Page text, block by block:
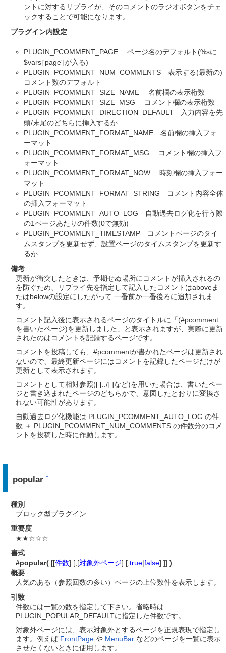
ントに対するリプライが、そのコメントのラジオボタンをチェ
ックすることで可能になります。
プラグイン内設定
PLUGIN_PCOMMENT_PAGE ページ名のデフォルト(%sに
$vars['page']が入る)
PLUGIN_PCOMMENT_NUM_COMMENTS 表示する(最新の)
コメント数のデフォルト
PLUGIN_PCOMMENT_SIZE_NAME 名前欄の表示桁数
PLUGIN_PCOMMENT_SIZE_MSG コメント欄の表示桁数
PLUGIN_PCOMMENT_DIRECTION_DEFAULT 入力内容を先
頭/末尾のどちらに挿入するか
PLUGIN_PCOMMENT_FORMAT_NAME 名前欄の挿入フォ
ーマット
PLUGIN_PCOMMENT_FORMAT_MSG コメント欄の挿入フ
ォーマット
PLUGIN_PCOMMENT_FORMAT_NOW 時刻欄の挿入フォー
マット
PLUGIN_PCOMMENT_FORMAT_STRING コメント内容全体
の挿入フォーマット
PLUGIN_PCOMMENT_AUTO_LOG 自動過去ログ化を行う際
の1ページあたりの件数(0で無効)
PLUGIN_PCOMMENT_TIMESTAMP コメントページのタイ
ムスタンプを更新せず、設置ページのタイムスタンプを更新す
るか
備考
更新が衝突したときは、予期せぬ場所にコメントが挿入されるの
を防ぐため、リプライ先を指定して記入したコメントはaboveま
たはbelowの設定にしたがって 一番前か一番後ろに追加されま
す。
コメント記入後に表示されるページのタイトルに「(#pcomment
を書いたページ)を更新しました」と表示されますが、実際に更新
されたのはコメントを記録するページです。
コメントを投稿しても、#pcommentが書かれたページは更新され
ないので、最終更新ページにはコメントを記録したページだけが
更新として表示されます。
コメントとして相対参照([ [../] ]など)を用いた場合は、書いたペー
ジと書き込まれたページのどちらかで、意図したとおりに変換さ
れない可能性があります。
自動過去ログ化機能は PLUGIN_PCOMMENT_AUTO_LOG の件
数 ＋ PLUGIN_PCOMMENT_NUM_COMMENTS の件数分のコメ
ントを投稿した時に作動します。
popular†
種別
ブロック型プラグイン
重要度
★★☆☆☆
書式
#popular( [[件数] [,[対象外ページ] [,true|false] ]] )
概要
人気のある（参照回数の多い）ページの上位数件を表示します。
引数
件数には一覧の数を指定して下さい。省略時は
PLUGIN_POPULAR_DEFAULTに指定した件数です。
対象外ページには、表示対象外とするページを正規表現で指定し
ます。例えば FrontPage や MenuBar などのページを一覧に表示
させたくないときに使用します。